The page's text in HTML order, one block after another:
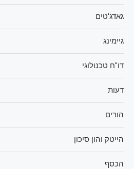
גאדג'טים
גיימינג
דו"ח טכנולוגי
דעות
הורים
הייטק והון סיכון
הכסף